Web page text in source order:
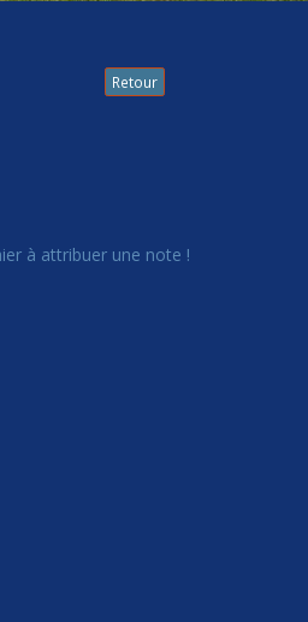
Retour
à attribuer une note !